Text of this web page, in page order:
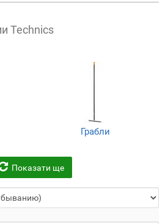
Technics
Грабли
Показати ще